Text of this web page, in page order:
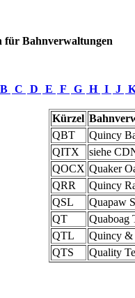
für Bahnverwaltungen
B C D E F G H I J
Kürzel
QBT
Quincy
QITX
siehe
QOCX Quaker
QRR
Quincy
QSL
Quapaw
QT
Quaboag
QTL
Quincy &
QTS
Quality